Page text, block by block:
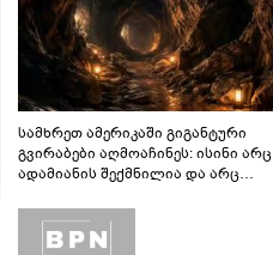
სამხრეთ ამერიკაში გიგანტური
გვირაბები აღმოაჩინეს: ისინი არც
ადამიანის შექმნილია და არც
ლაბირინთები?